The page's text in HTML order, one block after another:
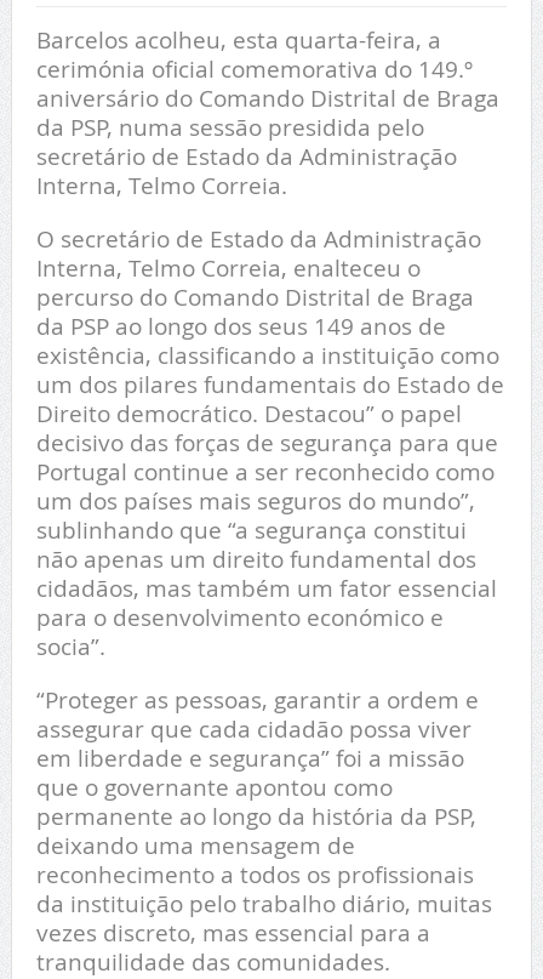
Barcelos acolheu, esta quarta-feira, a
cerimónia oficial comemorativa do 149.º
aniversário do Comando Distrital de Braga
da PSP, numa sessão presidida pelo
secretário de Estado da Administração
Interna, Telmo Correia.
O secretário de Estado da Administração
Interna, Telmo Correia, enalteceu o
percurso do Comando Distrital de Braga
da PSP ao longo dos seus 149 anos de
existência, classificando a instituição como
um dos pilares fundamentais do Estado de
Direito democrático. Destacou” o papel
decisivo das forças de segurança para que
Portugal continue a ser reconhecido como
um dos países mais seguros do mundo”,
sublinhando que “a segurança constitui
não apenas um direito fundamental dos
cidadãos, mas também um fator essencial
para o desenvolvimento económico e
socia”.
“Proteger as pessoas, garantir a ordem e
assegurar que cada cidadão possa viver
em liberdade e segurança” foi a missão
que o governante apontou como
permanente ao longo da história da PSP,
deixando uma mensagem de
reconhecimento a todos os profissionais
da instituição pelo trabalho diário, muitas
vezes discreto, mas essencial para a
tranquilidade das comunidades.